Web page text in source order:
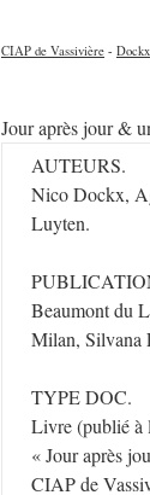
CIAP de Vassivière -
Jour après jour &
AUTEURS.
Nico Dockx,
Luyten.
Beaumont du
Milan, Silvana
TYPE DOC.
Livre (publié à
« Jour après
CIAP de